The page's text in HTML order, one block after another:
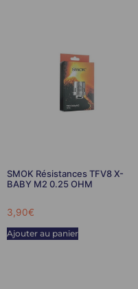
SMOK Résistances TFV8 X-
BABY M2 0.25 OHM
3,90€
Ajouter au panier